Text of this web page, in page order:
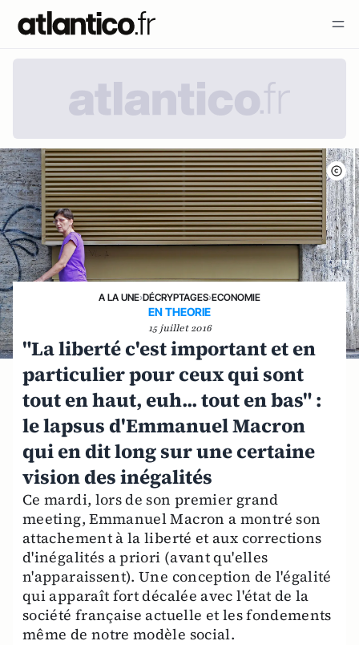
A LA UNE›DÉCRYPTAGES›ECONOMIE
EN THEORIE
15 juillet 2016
"La liberté c'est important et en
particulier pour ceux qui sont
tout en haut, euh... tout en bas" :
le lapsus d'Emmanuel Macron
qui en dit long sur une certaine
vision des inégalités
Ce mardi, lors de son premier grand
meeting, Emmanuel Macron a montré son
attachement à la liberté et aux corrections
d'inégalités a priori (avant qu'elles
n'apparaissent). Une conception de l'égalité
qui apparaît fort décalée avec l'état de la
société française actuelle et les fondements
même de notre modèle social.